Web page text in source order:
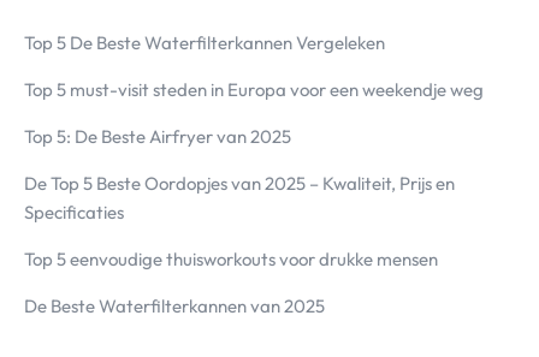
Top 5 De Beste Waterfilterkannen Vergeleken
Top 5 must-visit steden in Europa voor een weekendje weg
Top 5: De Beste Airfryer van 2025
De Top 5 Beste Oordopjes van 2025 – Kwaliteit, Prijs en
Specificaties
Top 5 eenvoudige thuisworkouts voor drukke mensen
De Beste Waterfilterkannen van 2025